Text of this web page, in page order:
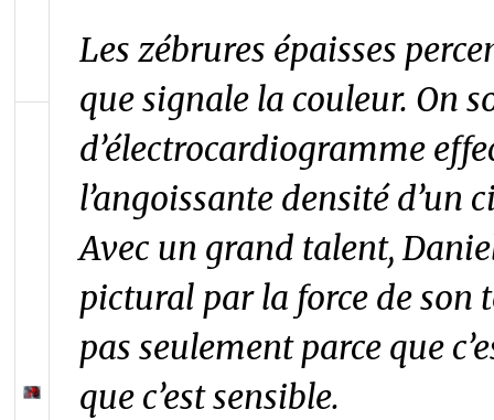
Les zébrures épaisses
que signale la couleur. On
d’électrocardiogramme
l’angoissante densité d’un
Avec un grand talent,
pictural par la force de son
pas seulement parce que
que c’est sensible.